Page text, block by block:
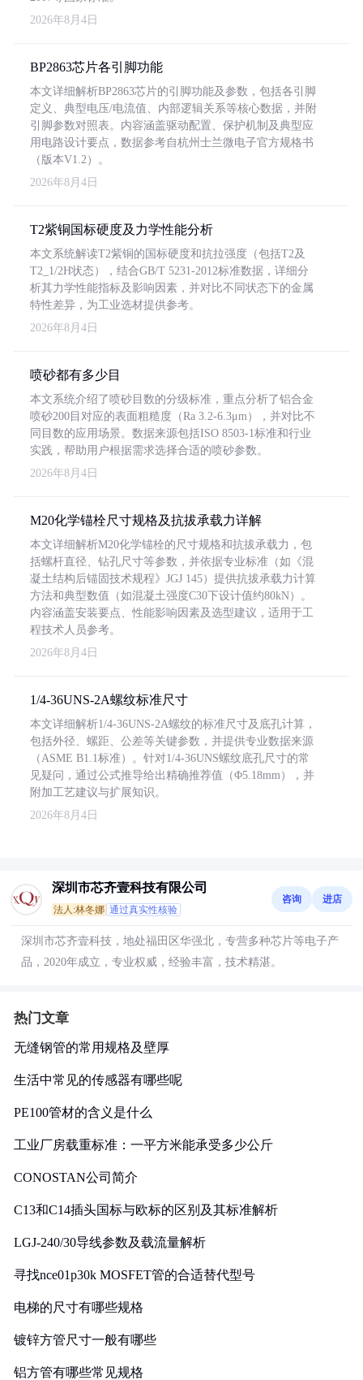
2026年8月4日
BP2863芯片各引脚功能
本文详细解析BP2863芯片的引脚功能及参数，包括各引脚
定义、典型电压/电流值、内部逻辑关系等核心数据，并附
引脚参数对照表。内容涵盖驱动配置、保护机制及典型应
用电路设计要点，数据参考自杭州士兰微电子官方规格书
（版本V1.2）。
2026年8月4日
T2紫铜国标硬度及力学性能分析
本文系统解读T2紫铜的国标硬度和抗拉强度（包括T2及
T2_1/2H状态），结合GB/T 5231-2012标准数据，详细分
析其力学性能指标及影响因素，并对比不同状态下的金属
特性差异，为工业选材提供参考。
2026年8月4日
喷砂都有多少目
本文系统介绍了喷砂目数的分级标准，重点分析了铝合金
喷砂200目对应的表面粗糙度（Ra 3.2-6.3μm），并对比不
同目数的应用场景。数据来源包括ISO 8503-1标准和行业
实践，帮助用户根据需求选择合适的喷砂参数。
2026年8月4日
M20化学锚栓尺寸规格及抗拔承载力详解
本文详细解析M20化学锚栓的尺寸规格和抗拔承载力，包
括螺杆直径、钻孔尺寸等参数，并依据专业标准（如《混
凝土结构后锚固技术规程》JGJ 145）提供抗拔承载力计算
方法和典型数值（如混凝土强度C30下设计值约80kN）。
内容涵盖安装要点、性能影响因素及选型建议，适用于工
程技术人员参考。
2026年8月4日
1/4-36UNS-2A螺纹标准尺寸
本文详细解析1/4-36UNS-2A螺纹的标准尺寸及底孔计算，
包括外径、螺距、公差等关键参数，并提供专业数据来源
（ASME B1.1标准）。针对1/4-36UNS螺纹底孔尺寸的常
见疑问，通过公式推导给出精确推荐值（Φ5.18mm），并
附加工艺建议与扩展知识。
2026年8月4日
深圳市芯齐壹科技有限公司
法人:林冬娜 通过真实性核验
咨询 进店
深圳市芯齐壹科技，地处福田区华强北，专营多种芯片等电子产
品，2020年成立，专业权威，经验丰富，技术精湛。
热门文章
无缝钢管的常用规格及壁厚
生活中常见的传感器有哪些呢
PE100管材的含义是什么
工业厂房载重标准：一平方米能承受多少公斤
CONOSTAN公司简介
C13和C14插头国标与欧标的区别及其标准解析
LGJ-240/30导线参数及载流量解析
寻找nce01p30k MOSFET管的合适替代型号
电梯的尺寸有哪些规格
镀锌方管尺寸一般有哪些
铝方管有哪些常见规格